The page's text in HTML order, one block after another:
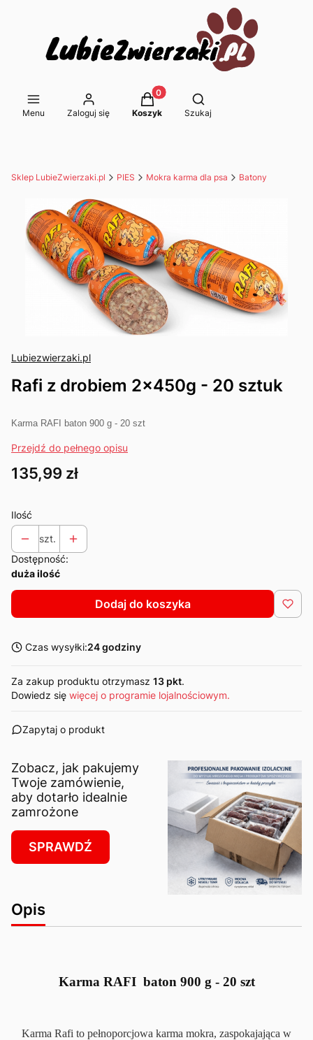
Menu Zaloguj się
Produkty w koszyku: 0. Zobacz
Koszyk
Otwórz wyszukiwarkę
Szukaj
Sklep LubieZwierzaki.pl PIES Mokra karma dla psa Batony
Lubiezwierzaki.pl
Rafi z drobiem 2x450g - 20 sztuk
Karma RAFI baton 900 g - 20 szt
Przejdź do pełnego opisu
Cena
135,99 zł
Ilość
szt.
Dostępność:
duża ilość
Dodaj do koszyka
Czas wysyłki:24 godziny
Za zakup produktu otrzymasz 13 pkt.
Dowiedz się więcej o programie lojalnościowym.
Zapytaj o produkt
Zobacz, jak pakujemy
Twoje zamówienie,
aby dotarło idealnie
zamrożone
SPRAWDŹ
Opis
Karma RAFI baton 900 g - 20 szt
Karma Rafi to pełnoporcjowa karma mokra, zaspokajająca w